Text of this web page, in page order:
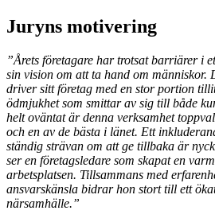
Juryns motivering
”Årets företagare har trotsat barriärer i
sin vision om att ta hand om människor.
driver sitt företag med en stor portion
ödmjukhet som smittar av sig till både
helt oväntat är denna verksamhet
och en av de bästa i länet. Ett
ständig strävan om att ge tillbaka är
ser en företagsledare som skapat en
arbetsplatsen. Tillsammans med
ansvarskänsla bidrar hon stort till ett
närsamhälle.”